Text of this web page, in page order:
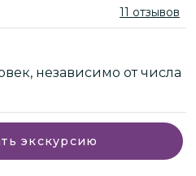
11 отзывов
независимо от числа
экскурсию